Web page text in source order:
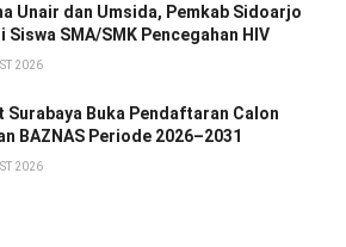
Unair dan Umsida, Pemkab Sidoarjo
Siswa SMA/SMK Pencegahan HIV
2026
Surabaya Buka Pendaftaran Calon
BAZNAS Periode 2026–2031
2026